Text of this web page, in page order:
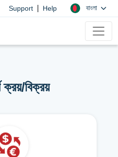
Support Help বাংলা
ক্রয়/বিক্রয়